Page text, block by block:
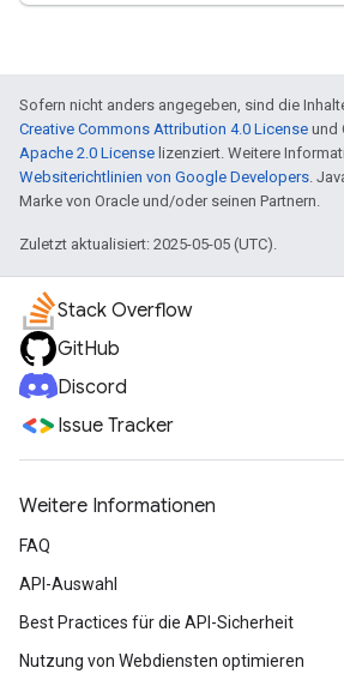
Sofern nicht anders angegeben, sind die
Creative Commons Attribution 4.0 License und
Apache 2.0 License lizenziert. Weitere
Websiterichtlinien von Google Developers .
Marke von Oracle und/oder seinen Partnern.
Zuletzt aktualisiert: 2025-05-05 (UTC).
Stack Overflow
GitHub
Discord
Issue Tracker
Weitere Informationen
FAQ
API-Auswahl
Best Practices für die API-Sicherheit
Nutzung von Webdiensten optimieren